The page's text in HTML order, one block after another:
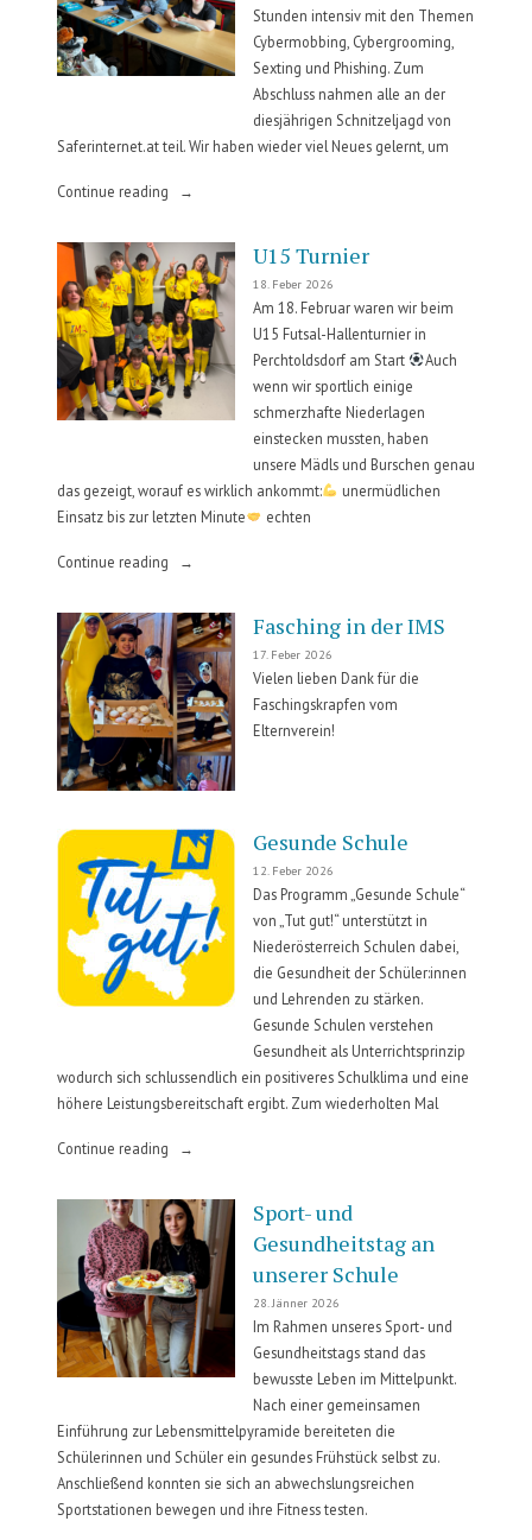
Stunden intensiv mit den Themen
Cybermobbing, Cybergrooming,
Sexting und Phishing. Zum
Abschluss nahmen alle an der
diesjährigen Schnitzeljagd von
Saferinternet.at teil. Wir haben wieder viel Neues gelernt, um
Continue reading
„Safer
Monat“
U15 Turnier
18. Feber 2026
Am 18. Februar waren wir beim
U15 Futsal-Hallenturnier in
Perchtoldsdorf am Start
Auch
wenn wir sportlich einige
schmerzhafte Niederlagen
einstecken mussten, haben
unsere Mädls und Burschen genau
das gezeigt, worauf es wirklich ankommt:
unermüdlichen
Einsatz bis zur letzten Minute
echten
Continue reading
„U15
Fasching in der IMS
17. Feber 2026
Vielen lieben Dank für die
Faschingskrapfen vom
Elternverein!
Gesunde Schule
12. Feber 2026
Das Programm „Gesunde Schule“
von „Tut gut!“ unterstützt in
Niederösterreich Schulen dabei,
die Gesundheit der Schüler:innen
und Lehrenden zu stärken.
Gesunde Schulen verstehen
Gesundheit als Unterrichtsprinzip
wodurch sich schlussendlich ein positiveres Schulklima und eine
höhere Leistungsbereitschaft ergibt. Zum wiederholten Mal
Continue reading
„Gesunde
Sport- und
Gesundheitstag an
unserer Schule
28. Jänner 2026
Im Rahmen unseres Sport- und
Gesundheitstags stand das
bewusste Leben im Mittelpunkt.
Nach einer gemeinsamen
Einführung zur Lebensmittelpyramide bereiteten die
Schülerinnen und Schüler ein gesundes Frühstück selbst zu.
Anschließend konnten sie sich an abwechslungsreichen
Sportstationen bewegen und ihre Fitness testen.